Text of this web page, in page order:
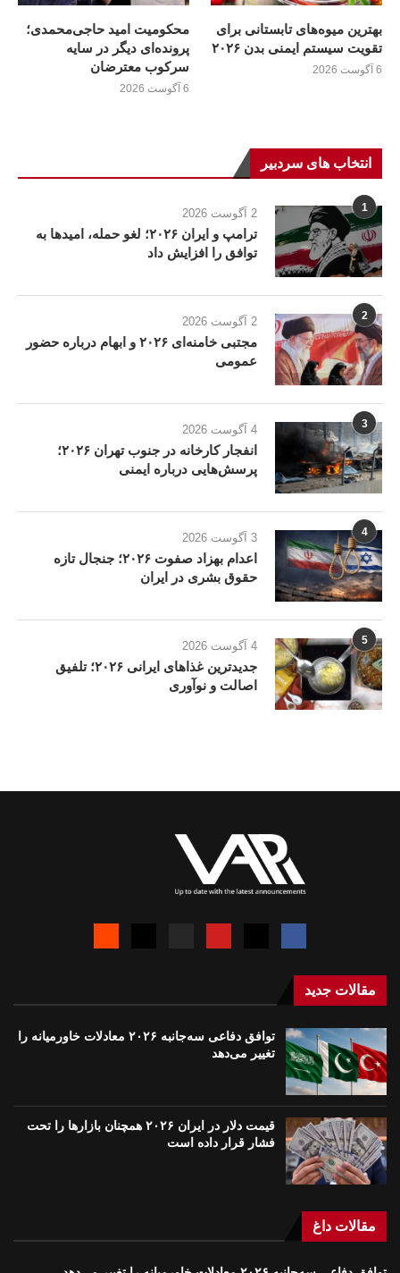
بهترین میوه‌های تابستانی برای
تقویت سیستم ایمنی بدن ۲۰۲۶
6 آگوست 2026
محکومیت امید حاجی‌محمدی؛
پرونده‌ای دیگر در سایه
سرکوب معترضان
6 آگوست 2026
انتخاب های سردبیر
1 2 آگوست 2026
ترامپ و ایران ۲۰۲۶؛ لغو حمله، امیدها به
توافق را افزایش داد
2 2 آگوست 2026
مجتبی خامنه‌ای ۲۰۲۶ و ابهام درباره حضور
عمومی
3 4 آگوست 2026
انفجار کارخانه در جنوب تهران ۲۰۲۶؛
پرسش‌هایی درباره ایمنی
4 3 آگوست 2026
اعدام بهزاد صفوت ۲۰۲۶؛ جنجال تازه
حقوق بشری در ایران
5 4 آگوست 2026
جدیدترین غذاهای ایرانی ۲۰۲۶؛ تلفیق
اصالت و نوآوری
مقالات جدید
توافق دفاعی سه‌جانبه ۲۰۲۶ معادلات خاورمیانه را
تغییر می‌دهد
قیمت دلار در ایران ۲۰۲۶ همچنان بازارها را تحت
فشار قرار داده است
مقالات داغ